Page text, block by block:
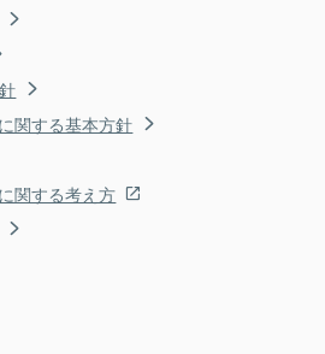
関する基本方針
関する考え方